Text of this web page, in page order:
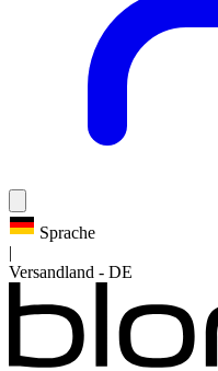
Sprache
|
Versandland - DE